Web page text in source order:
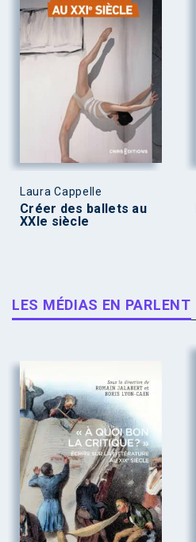
Laura Cappelle
Créer des ballets au
XXIe siècle
LES MÉDIAS EN PARLENT